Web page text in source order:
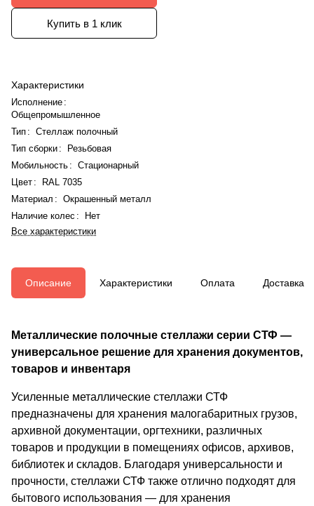
Купить в 1 клик
Характеристики
Исполнение :
Общепромышленное
Тип : Стеллаж полочный
Тип сборки:
Резьбовая
Мобильность : Стационарный
Цвет :
RAL 7035
Материал : Окрашенный металл
Наличие колес :
Нет
Все характеристики
Описание Характеристики Оплата Доставка
Металлические полочные стеллажи серии СТФ —
универсальное решение для хранения документов,
товаров и инвентаря
Усиленные металлические стеллажи СТФ
предназначены для хранения малогабаритных грузов,
архивной документации, оргтехники, различных
товаров и продукции в помещениях офисов, архивов,
библиотек и складов. Благодаря универсальности и
прочности, стеллажи СТФ также отлично подходят для
бытового использования — для хранения